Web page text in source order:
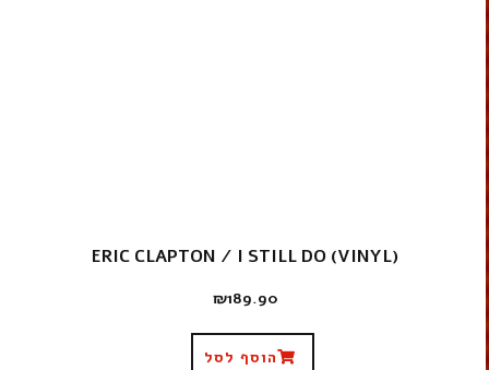
ERIC CLAPTON ‎/ I STILL DO (VINYL)
₪189.90
הוסף לסל